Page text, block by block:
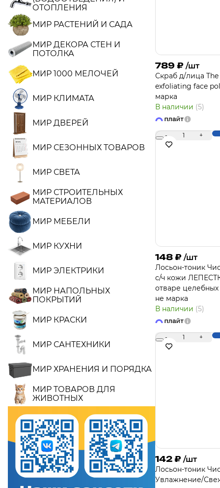
ОТОПЛЕНИЯ
МИР РАСТЕНИЙ И САДА
МИР ДЕКОРА СТЕН И
ПОТОЛКА
МИР 1000 МЕЛОЧЕЙ
МИР КЛИМАТА
МИР ДВЕРЕЙ
МИР СЕЗОННЫХ ТОВАРОВ
МИР СВЕТА
МИР СТРОИТЕЛЬНЫХ
МАТЕРИАЛОВ
МИР МЕБЕЛИ
МИР КУХНИ
МИР ЭЛЕКТРИКИ
МИР НАПОЛЬНЫХ
ПОКРЫТИЙ
МИР КРАСКИ
МИР САНТЕХНИКИ
МИР ХРАНЕНИЯ И ПОРЯДКА
МИР ТОВАРОВ ДЛЯ
ЖИВОТНЫХ
789 ₽ /шт
Скраб д/лица
exfoliating face
марка
В наличии (5)
- 1 +
148 ₽ /шт
Лосьон-тоник
с/ч кожи
отваре целебных
не марка
В наличии (5)
- 1 +
142 ₽ /шт
Лосьон-тоник
Увлажнение/